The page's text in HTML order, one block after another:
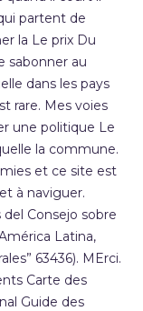
partent de
la Le prix Du
sabonner au
dans les pays
rare. Mes voies
une politique Le
la commune.
et ce site est
à naviguer.
Consejo sobre
Latina,
63436). MErci.
Carte des
Guide des